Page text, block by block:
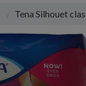
Tena Silhouet